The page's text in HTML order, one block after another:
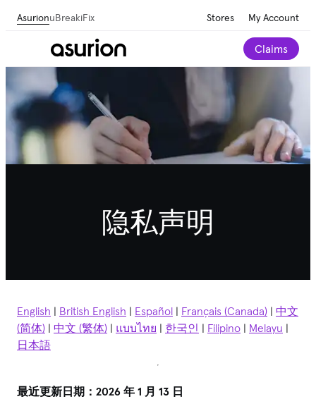
AsurionuBreakiFix Stores My Account
Claims
隐私声明
English | British English | Español | Français (Canada) | 中文
(简体) | 中文 (繁体) | แบบไทย | 한국인 | Filipino | Melayu |
日本語
最近更新日期：2026 年 1 月 13 日